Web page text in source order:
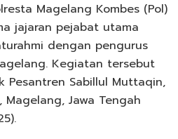
Magelang Kombes (Pol)
jajaran pejabat utama
dengan pengurus
Kegiatan tersebut
Pesantren Sabillul Muttaqin,
Jawa Tengah